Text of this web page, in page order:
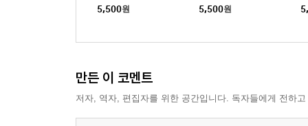
않는다 01권
5,500원
권
5,500원
만든 이 코멘트
저자, 역자, 편집자를 위한 공간입니다. 독자들에게 전하